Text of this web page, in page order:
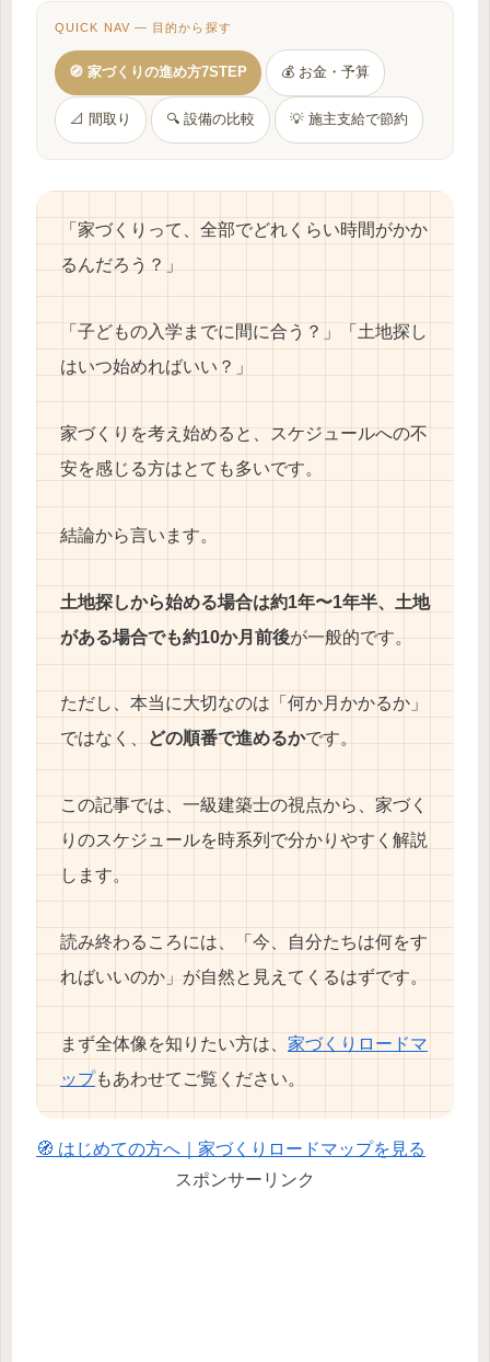
QUICK NAV — 目的から探す
🧭 家づくりの進め方7STEP 💰 お金・予算
📐 間取り 🔍 設備の比較 💡 施主支給で節約
「家づくりって、全部でどれくらい時間がかか
るんだろう？」
「子どもの入学までに間に合う？」「土地探し
はいつ始めればいい？」
家づくりを考え始めると、スケジュールへの不
安を感じる方はとても多いです。
結論から言います。
土地探しから始める場合は約1年〜1年半、土地
がある場合でも約10か月前後が一般的です。
ただし、本当に大切なのは「何か月かかるか」
ではなく、どの順番で進めるかです。
この記事では、一級建築士の視点から、家づく
りのスケジュールを時系列で分かりやすく解説
します。
読み終わるころには、「今、自分たちは何をす
ればいいのか」が自然と見えてくるはずです。
まず全体像を知りたい方は、 家づくりロードマ
ップもあわせてご覧ください。
🧭 はじめての方へ｜家づくりロードマップを見る
スポンサーリンク